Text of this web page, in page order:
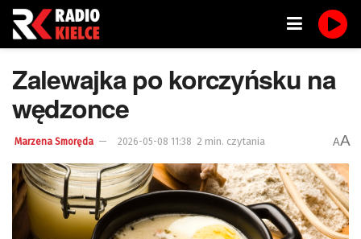
Zalewajka po korczyńsku na
wędzonce
Marzena Smoręda 2026-05-08 11:38 2 min. czytania AA